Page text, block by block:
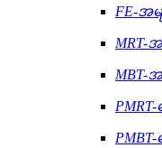
FE-အ
MBT-